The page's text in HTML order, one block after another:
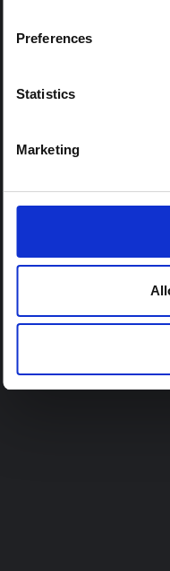
Preferences
Statistics
Marketing